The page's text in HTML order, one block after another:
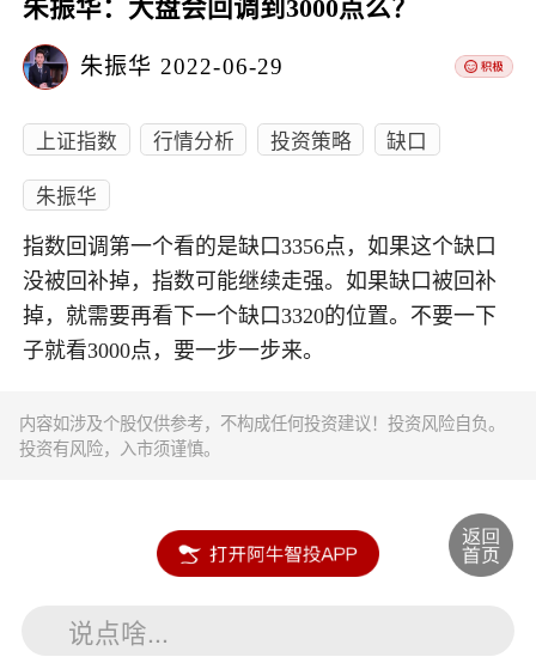
朱振华：大盘会回调到3000点么？
朱振华 2022-06-29
上证指数 行情分析 投资策略
缺口
朱振华
指数回调第一个看的是缺口3356点，如果这个缺口
没被回补掉，指数可能继续走强。如果缺口被回补
掉，就需要再看下一个缺口3320的位置。不要一下
子就看3000点，要一步一步来。
内容如涉及个股仅供参考，不构成任何投资建议！投资风险自负。
投资有风险，入市须谨慎。
说点啥...